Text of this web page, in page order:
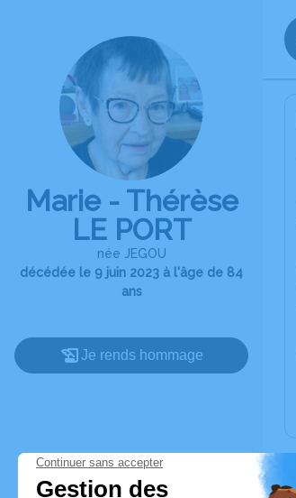
Marie - Thérèse
LE PORT
née JEGOU
décédée le 9 juin 2023 à l'âge de 84
ans
Je rends hommage